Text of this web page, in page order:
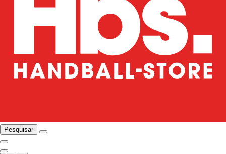
Pesquisar